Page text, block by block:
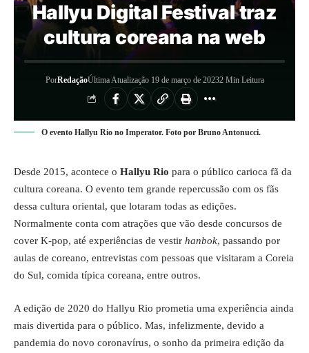
Hallyu Digital Festival traz
cultura coreana na web
PorRedaçãoÚltima Atualização 19 de março de 20232 Min Leitura
O evento Hallyu Rio no Imperator. Foto por Bruno Antonucci.
Desde 2015, acontece o Hallyu Rio para o público carioca fã da
cultura coreana. O evento tem grande repercussão com os fãs
dessa cultura oriental, que lotaram todas as edições.
Normalmente conta com atrações que vão desde concursos de
cover K-pop, até experiências de vestir hanbok, passando por
aulas de coreano, entrevistas com pessoas que visitaram a Coreia
do Sul, comida típica coreana, entre outros.
A edição de 2020 do Hallyu Rio prometia uma experiência ainda
mais divertida para o público. Mas, infelizmente, devido a
pandemia do novo coronavírus, o sonho da primeira edição da